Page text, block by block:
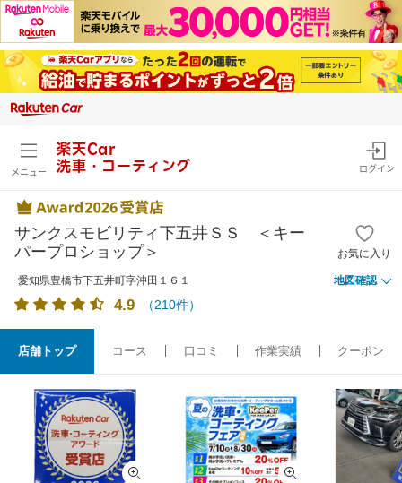
メニュー
楽天Car
洗車・コーティング
ログイン
サンクスモビリティ下五井ＳＳ ＜キー
パープロショップ＞
お気に入り
愛知県豊橋市下五井町字沖田１６１ 地図確認
4.9 （210件）
店舗トップ コース 口コミ 作業実績 クーポン